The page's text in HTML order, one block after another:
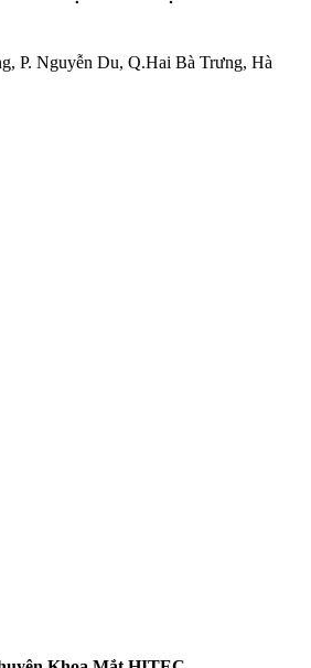
P. Nguyễn Du, Q.Hai Bà Trưng, Hà